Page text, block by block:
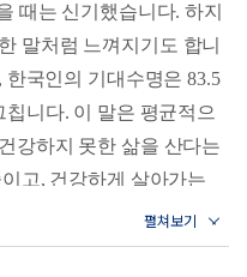
안녕 스트레칭
하기
때는 신기했습니다. 하지
말처럼 느껴지기도 합니
한국인의 기대수명은 83.5
니다. 이 말은 평균적으
강하지 못한 삶을 산다는
고, 건강하게 살아가는
는 65세 이상으로 연금을